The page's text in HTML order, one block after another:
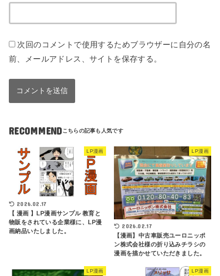
次回のコメントで使用するためブラウザーに自分の名
前、メールアドレス、サイトを保存する。
RECOMMEND
LP漫画
2026.02.17
【 漫画 】LP漫画サンプル 教育と
物販をされている企業様に、LP漫
画納品いたしました。
LP漫画
2026.02.17
【漫画】中古車販売ユーロニッポ
ン株式会社様の折り込みチラシの
漫画を描かせていただきました。
LP漫画 LP漫画